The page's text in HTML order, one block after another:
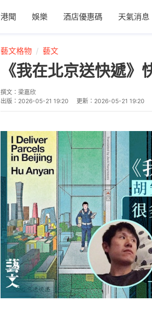
港聞 娛樂 酒店優惠碼 天氣消息
藝文格物 藝文
《我在北京送快遞
撰文： 梁嘉欣
出版： 2026-05-21 19:20 更新： 2026-05-21 19:20